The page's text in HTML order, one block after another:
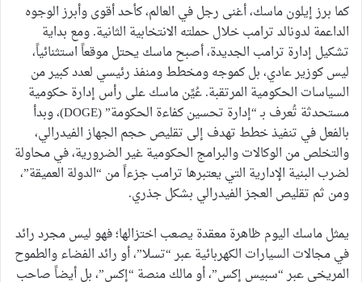
كما برز إيلون ماسك، أغنى رجل في العالم، كأحد أقوى وأبرز الوجوه
الداعمة لدونالد ترامب خلال حملته الانتخابية الثانية. ومع بداية
تشكيل إدارة ترامب الجديدة، أصبح ماسك يحتل موقعاً استثنائياً،
ليس كوزير عادي، بل كموجه ومخطط ومنفذ رئيسي لعدد كبير من
السياسات الحكومية المرتقبة. عُيِّن ماسك على رأس إدارة حكومية
مستحدثة تُعرف بـ “إدارة تحسين كفاءة الحكومة” (DOGE)، وبدأ
بالفعل في تنفيذ خطط تهدف إلى تقليص حجم الجهاز الفيدرالي،
والتخلص من الوكالات والبرامج الحكومية غير الضرورية، في محاولة
لضرب البنية الإدارية التي يعتبرها ترامب جزءاً من “الدولة العميقة”،
ومن ثم تقليص العجز الفيدرالي بشكل جذري.
يمثل ماسك اليوم ظاهرة معقدة يصعب اختزالها؛ فهو ليس مجرد رائد
في مجالات السيارات الكهربائية عبر “تسلا”، أو رائد الفضاء والطموح
المريخي عبر “سبيس إكس”، أو مالك منصة “إكس”، بل أيضاً صاحب